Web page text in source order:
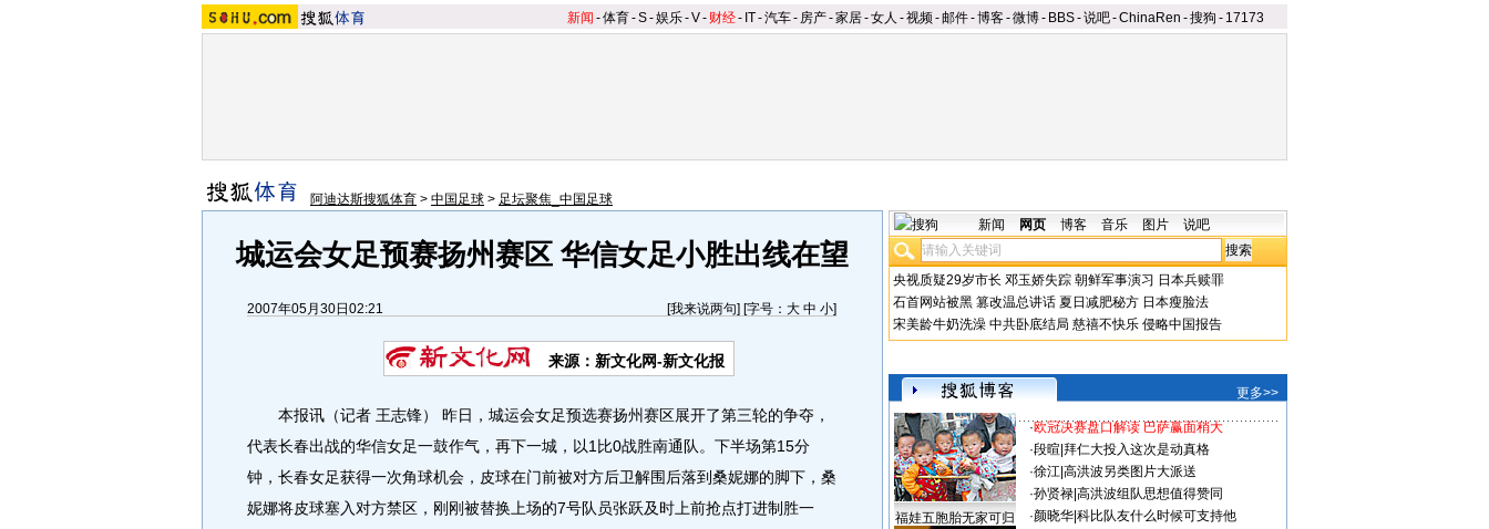
新闻 -体育-S-娱乐-V- 财经- IT-汽车- 房产-家居-女人 -视频-邮件-博客-微博- BBS-说吧-ChinaRen -搜狗 - 17173
阿迪达斯搜狐体育 > 中国足球 > 足坛聚焦_中国足球
城运会女足预赛扬州赛区 华信女足小胜出线在望
2007年05月30日02:21 [我来说两句] [字号： 大 中 小]
来源：新文化网-新文化报
本报讯（记者 王志锋） 昨日，城运会女足预选赛扬州赛区展开了第三轮的争夺，
代表长春出战的华信女足一鼓作气，再下一城，以1比0战胜南通队。下半场第15分
钟，长春女足获得一次角球机会，皮球在门前被对方后卫解围后落到桑妮娜的脚下，桑
妮娜将皮球塞入对方禁区，刚刚被替换上场的7号队员张跃及时上前抢点打进制胜一
新闻 网页 博客 音乐 图片 说吧
央视质疑29岁市长 邓玉娇失踪 朝鲜军事演习 日本兵赎罪
石首网站被黑 篡改温总讲话 夏日减肥秘方 日本瘦脸法
宋美龄牛奶洗澡 中共卧底结局 慈禧不快乐 侵略中国报告
更多>>
福娃五胞胎无家可归
·欧冠决赛盘口解读 巴萨赢面稍大
·段暄 拜仁大投入这次是动真格
·徐江| 高洪波另类图片大派送
·孙贤禄| 高洪波组队思想值得赞同
·颜晓华| 科比队友什么时候可支持他